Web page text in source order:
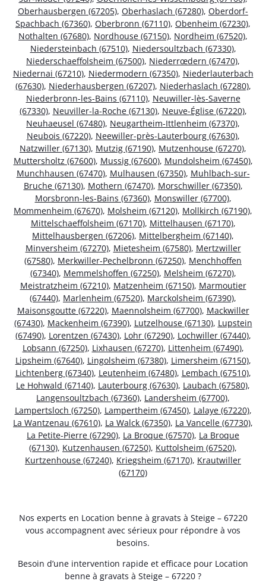
Oberhausbergen (67205), Oberhaslach (67280), Oberdorf-
Spachbach (67360), Oberbronn (67110), Obenheim (67230),
Nothalten (67680), Nordhouse (67150), Nordheim (67520),
Niedersteinbach (67510), Niedersoultzbach (67330),
Niederschaeffolsheim (67500), Niederrœdern (67470),
Niedernai (67210), Niedermodern (67350), Niederlauterbach
(67630), Niederhausbergen (67207), Niederhaslach (67280),
Niederbronn-les-Bains (67110), Neuwiller-lès-Saverne
(67330), Neuviller-la-Roche (67130), Neuve-Église (67220),
Neuhaeusel (67480), Neugartheim-Ittlenheim (67370),
Neubois (67220), Neewiller-près-Lauterbourg (67630),
Natzwiller (67130), Mutzig (67190), Mutzenhouse (67270),
Muttersholtz (67600), Mussig (67600), Mundolsheim (67450),
Munchhausen (67470), Mulhausen (67350), Muhlbach-sur-
Bruche (67130), Mothern (67470), Morschwiller (67350),
Morsbronn-les-Bains (67360), Monswiller (67700),
Mommenheim (67670), Molsheim (67120), Mollkirch (67190),
Mittelschaeffolsheim (67170), Mittelhausen (67170),
Mittelhausbergen (67206), Mittelbergheim (67140),
Minversheim (67270), Mietesheim (67580), Mertzwiller
(67580), Merkwiller-Pechelbronn (67250), Menchhoffen
(67340), Memmelshoffen (67250), Melsheim (67270),
Meistratzheim (67210), Matzenheim (67150), Marmoutier
(67440), Marlenheim (67520), Marckolsheim (67390),
Maisonsgoutte (67220), Maennolsheim (67700), Mackwiller
(67430), Mackenheim (67390), Lutzelhouse (67130), Lupstein
(67490), Lorentzen (67430), Lohr (67290), Lochwiller (67440),
Lobsann (67250), Lixhausen (67270), Littenheim (67490),
Lipsheim (67640), Lingolsheim (67380), Limersheim (67150),
Lichtenberg (67340), Leutenheim (67480), Lembach (67510),
Le Hohwald (67140), Lauterbourg (67630), Laubach (67580),
Langensoultzbach (67360), Landersheim (67700),
Lampertsloch (67250), Lampertheim (67450), Lalaye (67220),
La Wantzenau (67610), La Walck (67350), La Vancelle (67730),
La Petite-Pierre (67290), La Broque (67570), La Broque
(67130), Kutzenhausen (67250), Kuttolsheim (67520),
Kurtzenhouse (67240), Kriegsheim (67170), Krautwiller
(67170)
Nos experts en Location benne à gravats à Steige – 67220
vous accompagnent avec sérieux pour répondre à vos
besoins.
Besoin d’une intervention rapide et efficace pour Location
benne à gravats à Steige – 67220 ?